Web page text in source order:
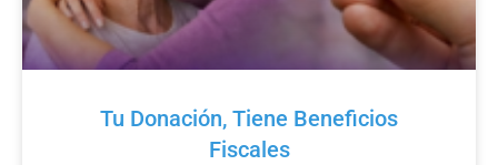
Tu Donación, Tiene Beneficios
Fiscales